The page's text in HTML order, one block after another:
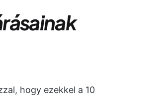
hogy ezekkel a 10